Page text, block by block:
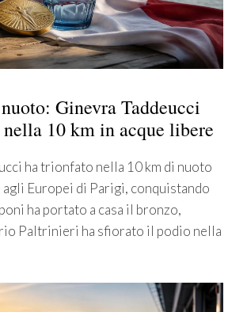
Ginevra Taddeucci
10 km in acque libere
ha trionfato nella 10 km di nuoto
agli Europei di Parigi, conquistando
ha portato a casa il bronzo,
Paltrinieri ha sfiorato il podio nella